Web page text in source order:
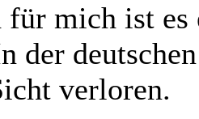
für mich ist
der
verloren.